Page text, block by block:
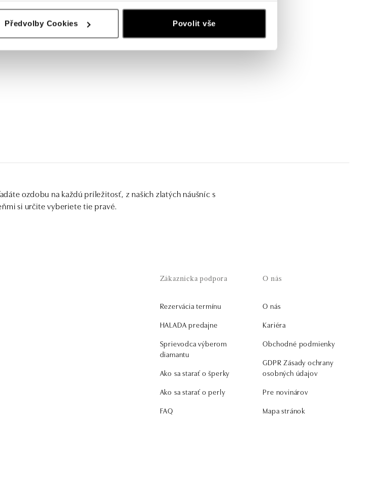
Předvolby Cookies Povolit vše
ozdobu na každú príležitosť, z našich zlatých náušníc s
si určite vyberiete tie pravé.
Zákaznícka podpora
Rezervácia termínu
HALADA predajne
Sprievodca výberom
diamantu
Ako sa starať o šperky
Ako sa starať o perly
FAQ
O nás
O nás
Kariéra
Obchodné podmienky
GDPR Zásady ochrany
osobných údajov
Pre novinárov
Mapa stránok